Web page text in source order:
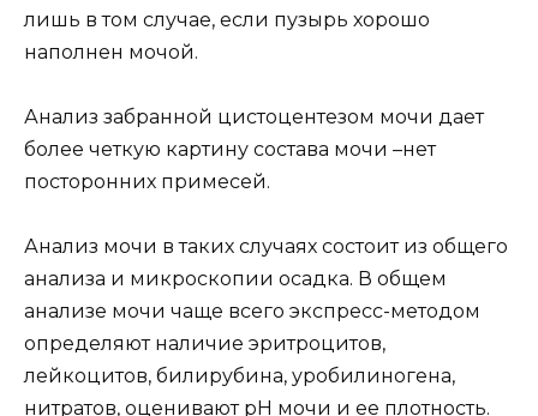
лишь в том случае, если пузырь хорошо
наполнен мочой.
Анализ забранной цистоцентезом мочи дает
более четкую картину состава мочи –нет
посторонних примесей.
Анализ мочи в таких случаях состоит из общего
анализа и микроскопии осадка. В общем
анализе мочи чаще всего экспресс-методом
определяют наличие эритроцитов,
лейкоцитов, билирубина, уробилиногена,
нитратов, оценивают рН мочи и ее плотность.